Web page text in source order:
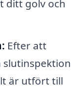
ditt golv och
Efter att
är utfört till